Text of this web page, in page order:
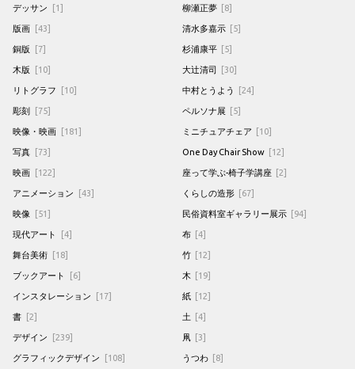
デッサン [1]
版画 [43]
銅版 [7]
木版 [10]
リトグラフ [10]
彫刻 [75]
映像・映画 [181]
写真 [73]
映画 [122]
アニメーション [43]
映像 [51]
現代アート [4]
舞台美術 [18]
ブックアート [6]
インスタレーション [17]
書 [2]
デザイン [239]
グラフィックデザイン [108]
柳瀬正夢 [8]
清水多嘉示 [5]
杉浦康平 [5]
大辻清司 [30]
中村とうよう [24]
ペルソナ展 [5]
ミニチュアチェア [10]
One Day Chair Show [12]
座って学ぶ-椅子学講座 [2]
くらしの造形 [67]
民俗資料室ギャラリー展示 [94]
布 [4]
竹 [12]
木 [19]
紙 [12]
土 [4]
凧 [3]
うつわ [8]